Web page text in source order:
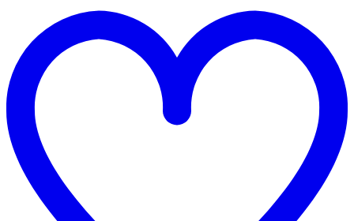
ЭлитСпецОбувь
(арт.21Т)